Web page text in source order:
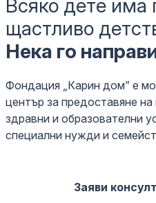
Всяко дете има
щастливо
Нека го
Фондация „Карин дом” е
център за предоставяне
здравни и образователни
специални нужди и
Заяви